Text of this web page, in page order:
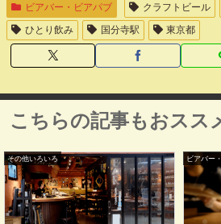
ビアバー・ビアパブ クラフトビール
ひとり飲み
国分寺駅 東京都
こちらの記事もおスス
その他いろいろ ビアバー